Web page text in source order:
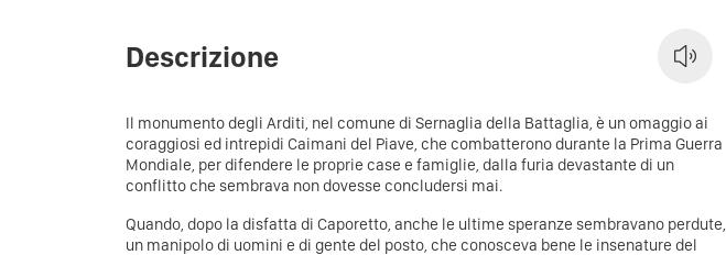
Descrizione
Il monumento degli Arditi, nel comune di Sernaglia della Battaglia, è un omaggio ai
coraggiosi ed intrepidi Caimani del Piave, che combatterono durante la Prima Guerra
Mondiale, per difendere le proprie case e famiglie, dalla furia devastante di un
conflitto che sembrava non dovesse concludersi mai.
Quando, dopo la disfatta di Caporetto, anche le ultime speranze sembravano perdute,
un manipolo di uomini e di gente del posto, che conosceva bene le insenature del